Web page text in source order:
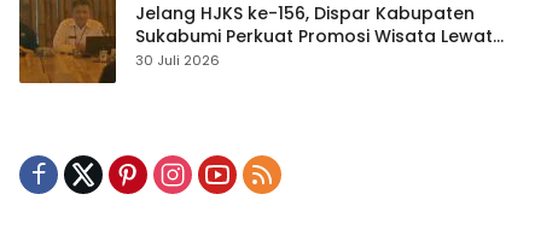
Jelang HJKS ke-156, Dispar Kabupaten
Sukabumi Perkuat Promosi Wisata Lewat
Publikasi Digital
30 Juli 2026